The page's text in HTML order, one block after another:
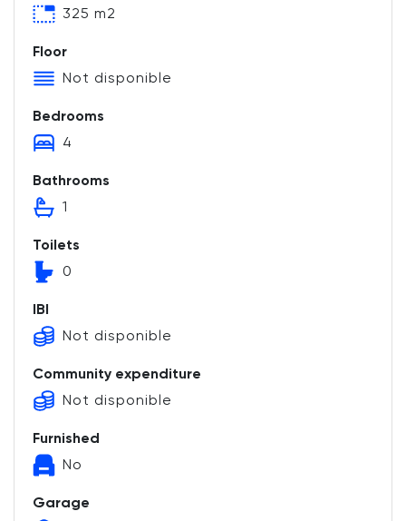
325 m2
Floor
Not disponible
Bedrooms
4
Bathrooms
1
Toilets
0
IBI
Not disponible
Community expenditure
Not disponible
Furnished
No
Garage